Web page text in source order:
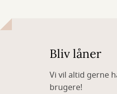
Bliv låner
Vi vil altid gerne
brugere!